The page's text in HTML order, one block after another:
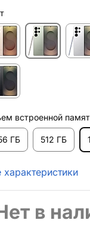
встроенной
ГБ 512 ГБ
характеристики
в